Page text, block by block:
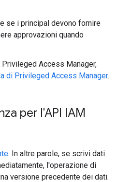
se i principal devono fornire
approvazioni quando
Access Manager,
di Privileged Access Manager.
per l'API IAM
. In altre parole, se scrivi dati
l'operazione di
versione precedente dei dati.